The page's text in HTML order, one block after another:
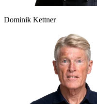
Dominik Kettner